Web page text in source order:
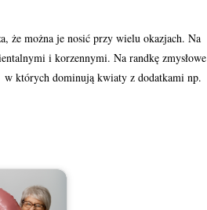
że można je nosić przy wielu okazjach. Na
i korzennymi. Na randkę zmysłowe
których dominują kwiaty z dodatkami np.